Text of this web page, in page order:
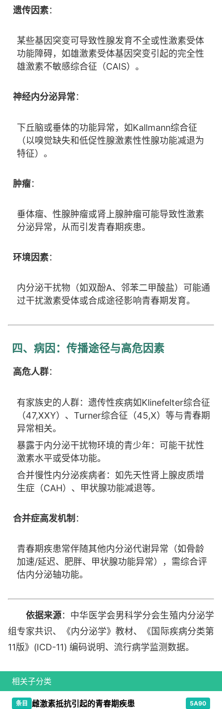
遗传因素：
某些基因突变可导致性腺发育不全或性激素受体
功能障碍，如雄激素受体基因突变引起的完全性
雄激素不敏感综合征（CAIS）。
神经内分泌异常：
下丘脑或垂体的功能异常，如Kallmann综合征
（以嗅觉缺失和低促性腺激素性性腺功能减退为
特征）。
肿瘤：
垂体瘤、性腺肿瘤或肾上腺肿瘤可能导致性激素
分泌异常，从而引发青春期疾患。
环境因素：
内分泌干扰物（如双酚A、邻苯二甲酸盐）可能通
过干扰激素受体或合成途径影响青春期发育。
四、病因：传播途径与高危因素
高危人群：
有家族史的人群：遗传性疾病如Klinefelter综合征
（47,XXY）、Turner综合征（45,X）等与青春期
异常相关。
暴露于内分泌干扰物环境的青少年：可能干扰性
激素水平或受体功能。
合并慢性内分泌疾病者：如先天性肾上腺皮质增
生症（CAH）、甲状腺功能减退等。
合并症高发机制 ：
青春期疾患常伴随其他内分泌代谢异常（如骨龄
加速/延迟、肥胖、甲状腺功能异常），需综合评
估内分泌轴功能。
依据来源：中华医学会男科学分会生殖内分泌学
组专家共识、《内分泌学》教材、《国际疾病分类第
11版》(ICD-11) 编码说明、流行病学监测数据。
相关子分类
条目 雌激素抵抗引起的青春期疾患 5A90